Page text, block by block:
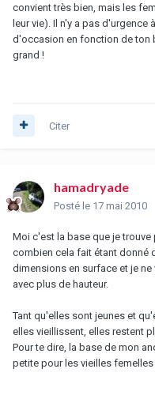
convient très bien, mais les
leur vie). Il n'y a pas
d'occasion en fonction de ton
grand !
Citer
hamadryade
Posté le 17 mai 2010
Moi c'est la base que je trouve
combien cela fait étant donné
dimensions en surface et je
avec plus de hauteur.
Tant qu'elles sont jeunes et
elles vieillissent, elles restent
Pour te dire, la base de mon
petite pour les vieilles